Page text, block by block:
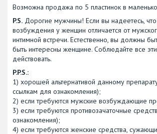
Возможна продажа по 5 пластинок в
P.S. Дорогие мужчины! Если вы надеетесь,
возбуждения у женщин отличается от
интимной встречи. Естественно, вы должны
быть интересны женщине. Соблюдайте все
действовать.
P.P.S.:
1) хорошей альтернативой данному
ссылкам для ознакомления);
2) если требуются мужские возбуждающие
3) если требуются противозачаточные
ознакомления);
4) если требуются женские средства,